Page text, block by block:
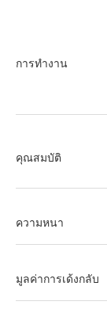
การทำงาน
คุณสมบัติ
ความหนา
มูลค่าการเด้งกลับ